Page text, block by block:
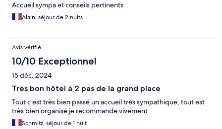
Accueil sympa et conseils pertinents
Alain, séjour de 2 nuits
Avis vérifié
10/10 Exceptionnel
15 déc. 2024
Très bon hôtel à 2 pas de la grand place
Tout c est très bien passé un accueil très sympathique, tout est
très bien organisé je recommande vivement
Schmitz, séjour de 1 nuit